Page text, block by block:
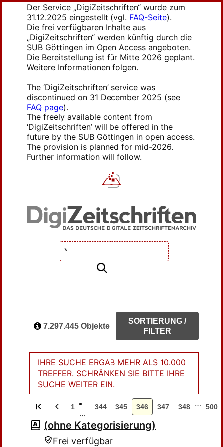
Der Service „DigiZeitschriften“ wurde zum
31.12.2025 eingestellt (vgl. FAQ-Seite).
Die frei verfügbaren Inhalte aus
„DigiZeitschriften“ werden künftig durch die
SUB Göttingen im Open Access angeboten.
Die Bereitstellung ist für Mitte 2026 geplant.
Weitere Informationen folgen.
The ‘DigiZeitschriften’ service was
discontinued on 31 December 2025 (see
FAQ page).
The freely available content from
‘DigiZeitschriften’ will be offered in the
future by the SUB Göttingen in open access.
The provision is planned for mid-2026.
Further information will follow.
7.297.445 Objekte
SORTIERUNG /
FILTER
IHRE SUCHE ERGAB MEHR ALS 10.000
TREFFER. SCHRÄNKEN SIE BITTE IHRE
SUCHE WEITER EIN.
1
…
344 345 346 347 348 … 500
(ohne Kategorisierung)
Frei verfügbar